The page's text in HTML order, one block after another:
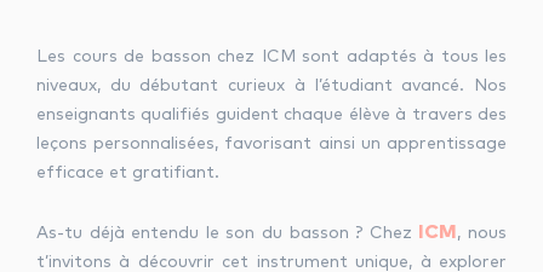
Les cours de basson chez ICM sont adaptés à tous les
niveaux, du débutant curieux à l’étudiant avancé. Nos
enseignants qualifiés guident chaque élève à travers des
leçons personnalisées, favorisant ainsi un apprentissage
efficace et gratifiant.
As-tu déjà entendu le son du basson ? Chez ICM , nous
t’invitons à découvrir cet instrument unique, à explorer